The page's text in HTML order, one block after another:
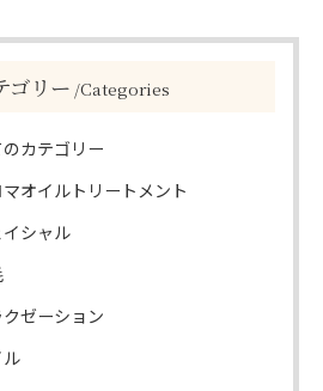
ゴリー Categories
カテゴリー
オイルトリートメント
イシャル
クゼーション